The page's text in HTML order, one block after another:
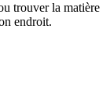
trouver la matière
endroit.